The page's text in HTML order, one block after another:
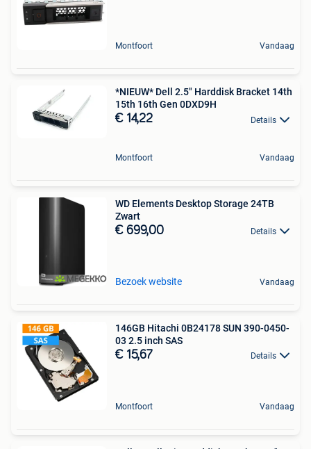
Montfoort Vandaag
*NIEUW* Dell 2.5" Harddisk Bracket 14th
15th 16th Gen 0DXD9H
€ 14,22 Details
Montfoort Vandaag
WD Elements Desktop Storage 24TB
Zwart
€ 699,00 Details
Bezoek website Vandaag
146GB Hitachi 0B24178 SUN 390-0450-
03 2.5 inch SAS
€ 15,67 Details
Montfoort Vandaag